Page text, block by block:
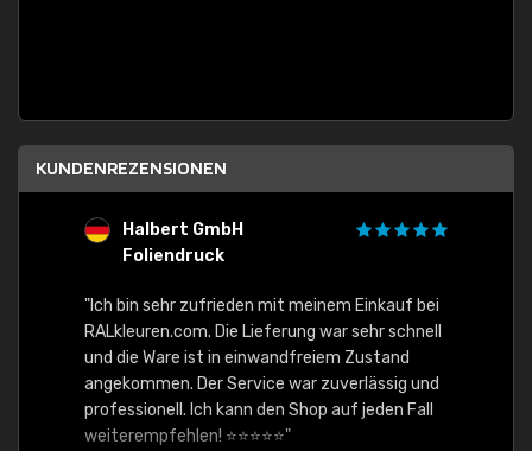
KUNDENREZENSIONEN
Halbert GmbH
Foliendruck
"Ich bin sehr zufrieden mit meinem Einkauf bei
RALkleuren.com. Die Lieferung war sehr schnell
und die Ware ist in einwandfreiem Zustand
angekommen. Der Service war zuverlässig und
professionell. Ich kann den Shop auf jeden Fall
weiterempfehlen! ⭐⭐⭐⭐⭐"